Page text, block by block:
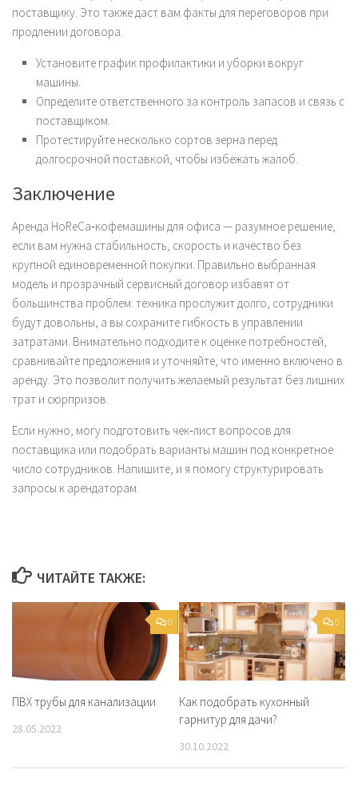
поставщику. Это также даст вам факты для переговоров при
продлении договора.
Установите график профилактики и уборки вокруг
машины.
Определите ответственного за контроль запасов и связь с
поставщиком.
Протестируйте несколько сортов зерна перед
долгосрочной поставкой, чтобы избежать жалоб.
Заключение
Аренда HoReCa‑кофемашины для офиса — разумное решение,
если вам нужна стабильность, скорость и качество без
крупной единовременной покупки. Правильно выбранная
модель и прозрачный сервисный договор избавят от
большинства проблем: техника прослужит долго, сотрудники
будут довольны, а вы сохраните гибкость в управлении
затратами. Внимательно подходите к оценке потребностей,
сравнивайте предложения и уточняйте, что именно включено в
аренду. Это позволит получить желаемый результат без лишних
трат и сюрпризов.
Если нужно, могу подготовить чек‑лист вопросов для
поставщика или подобрать варианты машин под конкретное
число сотрудников. Напишите, и я помогу структурировать
запросы к арендаторам.
ЧИТАЙТЕ ТАКЖЕ:
0
ПВХ трубы для канализации
28.05.2022
0
Как подобрать кухонный
гарнитур для дачи?
30.10.2022